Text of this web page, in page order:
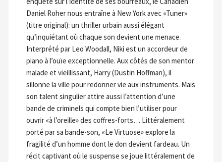
Daniel Roher nous entraîne à New York avec «Tuner»
(titre original): un thriller urbain aussi élégant
qu’inquiétant où chaque son devient une menace.
Interprété par Leo Woodall, Niki est un accordeur de
piano à l’ouïe exceptionnelle. Aux côtés de son mentor
malade et vieillissant, Harry (Dustin Hoffman), il
sillonne la ville pour redonner vie aux instruments. Mais
son talent singulier attire aussi l’attention d’une
bande de criminels qui compte bien l’utiliser pour
ouvrir «à l’oreille» des coffres-forts… Littéralement
porté par sa bande-son, «Le Virtuose» explore la
fragilité d’un homme dont le don devient fardeau. Un
récit captivant où le suspense se joue littéralement de